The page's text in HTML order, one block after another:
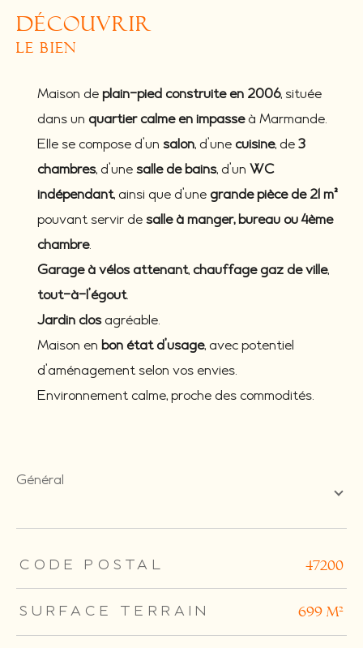
découvrir
le bien
Maison deplain-pied construite en 2006, située
dans unquartier calme en impasseà Marmande.
Elle se compose d’unsalon, d’unecuisine, de3
chambres, d’unesalle de bains, d’unWC
indépendant, ainsi que d’unegrande pièce de 21 m²
pouvant servir desalle à manger, bureau ou 4ème
chambre.
Garage à vélos attenant,chauffage gaz de ville,
tout-à-l’égout.
Jardin closagréable.
Maison enbon état d’usage, avec potentiel
d’aménagement selon vos envies.
Environnement calme, proche des commodités.
général
TRAD_ZEPHYR_Caracteristique TRAD_ZEPHYR_Valeurs
CODE POSTAL 47200
SURFACE TERRAIN 699 m²